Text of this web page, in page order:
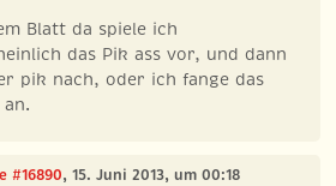
Blatt da spiele ich
das Pik ass vor, und dann
pik nach, oder ich fange das
#16890, 15. Juni 2013, um 00:18